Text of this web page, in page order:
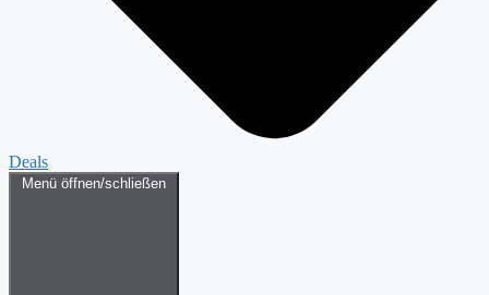
Deals
Menü öffnen/schließen